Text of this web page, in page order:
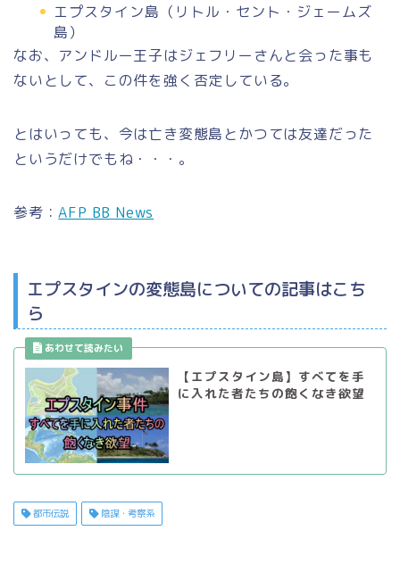
エプスタイン島（リトル・セント・ジェームズ
島）
なお、アンドルー王子はジェフリーさんと会った事も
ないとして、この件を強く否定している。
とはいっても、今は亡き変態島とかつては友達だった
というだけでもね・・・。
参考：AFP BB News
エプスタインの変態島についての記事はこち
ら
【エプスタイン島】すべてを手
に入れた者たちの飽くなき欲望
都市伝説 陰謀・考察系